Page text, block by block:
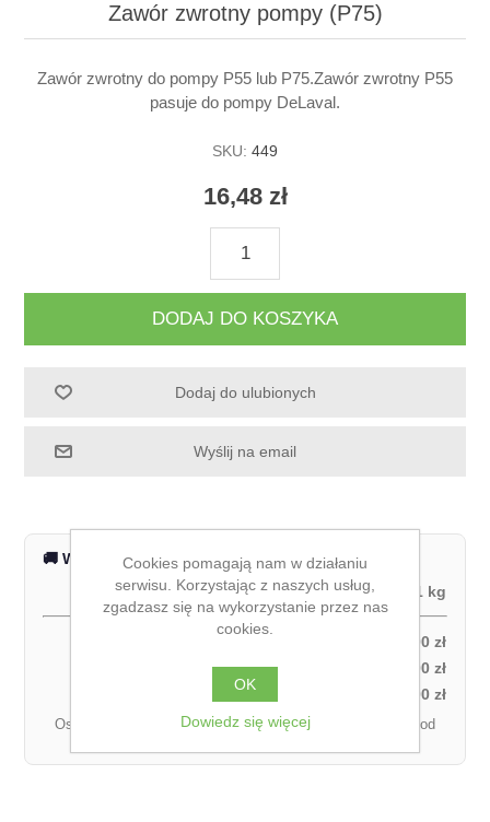
Zawór zwrotny pompy (P75)
Zawór zwrotny do pompy P55 lub P75.Zawór zwrotny P55
pasuje do pompy DeLaval.
SKU: 449
16,48 zł
DODAJ DO KOSZYKA
Dodaj do ulubionych
Wyślij na email
🚚 Wysyłka na terenie całej Polski
Waga produktu:
1 kg
0,00 zł
Kurier DPD – za pobraniem (1 paczka):
27,00 zł
Kurier DPD – przedpłata (1 paczka):
21,00 zł
Ostateczny koszt dostawy może się różnić w zależności od
Cookies pomagają nam w działaniu
serwisu. Korzystając z naszych usług,
zgadzasz się na wykorzystanie przez nas
cookies.
OK
Dowiedz się więcej